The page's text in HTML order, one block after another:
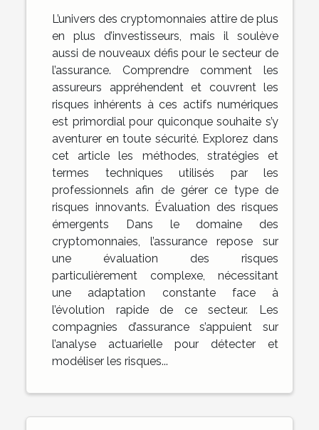
L’univers des cryptomonnaies attire de plus
en plus d’investisseurs, mais il soulève
aussi de nouveaux défis pour le secteur de
l’assurance. Comprendre comment les
assureurs appréhendent et couvrent les
risques inhérents à ces actifs numériques
est primordial pour quiconque souhaite s’y
aventurer en toute sécurité. Explorez dans
cet article les méthodes, stratégies et
termes techniques utilisés par les
professionnels afin de gérer ce type de
risques innovants. Évaluation des risques
émergents Dans le domaine des
cryptomonnaies, l’assurance repose sur
une évaluation des risques
particulièrement complexe, nécessitant
une adaptation constante face à
l’évolution rapide de ce secteur. Les
compagnies d’assurance s’appuient sur
l’analyse actuarielle pour détecter et
modéliser les risques...